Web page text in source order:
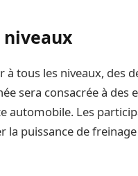
niveaux
à tous les niveaux, des
sera consacrée à des
automobile. Les
puissance de